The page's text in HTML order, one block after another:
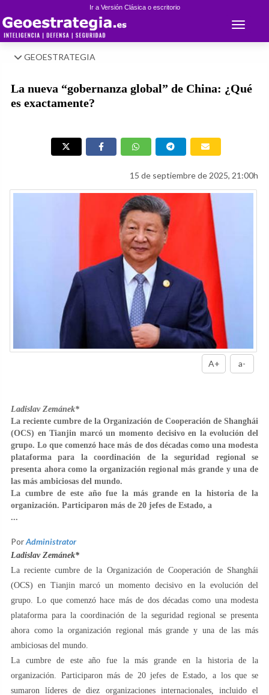
Ir a Versión Clásica o escritorio
Toggle
GEOESTRATEGIA
La nueva “gobernanza global” de China: ¿Qué
es exactamente?
15 de septiembre de 2025, 21:00h
A+ a-
Ladislav Zemánek*
La reciente cumbre de la Organización de Cooperación de Shanghái
(OCS) en Tianjin marcó un momento decisivo en la evolución del
grupo. Lo que comenzó hace más de dos décadas como una modesta
plataforma para la coordinación de la seguridad regional se
presenta ahora como la organización regional más grande y una de
las más ambiciosas del mundo.
La cumbre de este año fue la más grande en la historia de la
organización. Participaron más de 20 jefes de Estado, a
...
PorAdministrator
Ladislav Zemánek*
La reciente cumbre de la Organización de Cooperación de Shanghái
(OCS) en Tianjin marcó un momento decisivo en la evolución del
grupo. Lo que comenzó hace más de dos décadas como una modesta
plataforma para la coordinación de la seguridad regional se presenta
ahora como la organización regional más grande y una de las más
ambiciosas del mundo.
La cumbre de este año fue la más grande en la historia de la
organización. Participaron más de 20 jefes de Estado, a los que se
sumaron líderes de diez organizaciones internacionales, incluido el